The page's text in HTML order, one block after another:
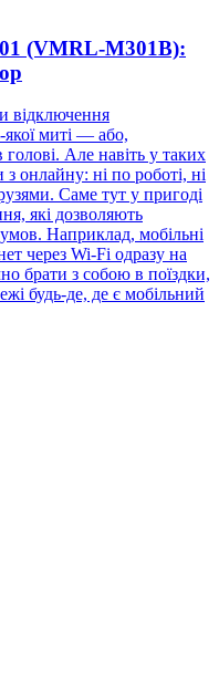
(VMRL-M301B):
відключення
якої миті — або,
Але навіть у таких
з онлайну: ні по роботі, ні
Саме тут у пригоді
які дозволяють
Наприклад, мобільні
через Wi-Fi одразу на
брати з собою в поїздки,
будь-де, де є мобільний